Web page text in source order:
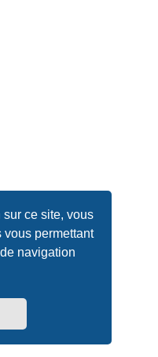
ce site, vous
vous permettant
navigation